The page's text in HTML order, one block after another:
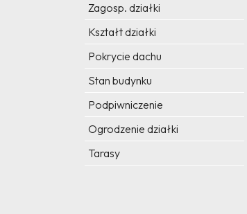
Zagosp. działki
Kształt działki
Pokrycie dachu
Stan budynku
Podpiwniczenie
Ogrodzenie działki
Tarasy